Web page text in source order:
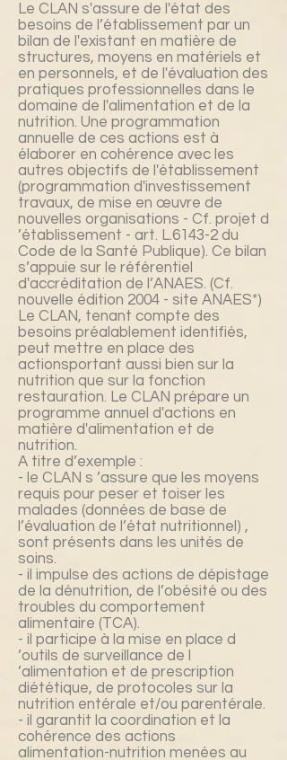
Le CLAN s'assure de l'état des
besoins de l’établissement par un
bilan de l'existant en matière de
structures, moyens en matériels et
en personnels, et de l'évaluation des
pratiques professionnelles dans le
domaine de l'alimentation et de la
nutrition. Une programmation
annuelle de ces actions est à
élaborer en cohérence avec les
autres objectifs de l'établissement
(programmation d'investissement
travaux, de mise en œuvre de
nouvelles organisations - Cf. projet d
’établissement - art. L.6143-2 du
Code de la Santé Publique). Ce bilan
s’appuie sur le référentiel
d'accréditation de l’ANAES. (Cf.
nouvelle édition 2004 - site ANAES*)
Le CLAN, tenant compte des
besoins préalablement identifiés,
peut mettre en place des
actionsportant aussi bien sur la
nutrition que sur la fonction
restauration. Le CLAN prépare un
programme annuel d'actions en
matière d'alimentation et de
nutrition.
A titre d’exemple :
- le CLAN s ’assure que les moyens
requis pour peser et toiser les
malades (données de base de
l’évaluation de l’état nutritionnel) ,
sont présents dans les unités de
soins.
- il impulse des actions de dépistage
de la dénutrition, de l’obésité ou des
troubles du comportement
alimentaire (TCA).
- il participe à la mise en place d
’outils de surveillance de l
’alimentation et de prescription
diététique, de protocoles sur la
nutrition entérale et/ou parentérale.
- il garantit la coordination et la
cohérence des actions
alimentation-nutrition menées au